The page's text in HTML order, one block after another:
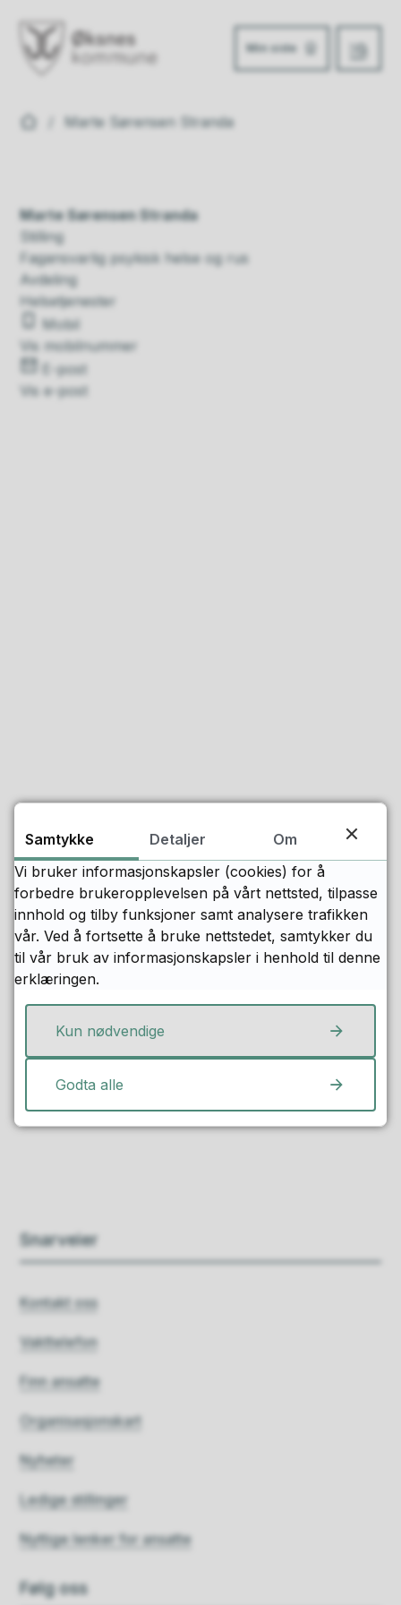
Min side
Meny
Du er her:Marte Sørensen Stranda
Marte Sørensen Stranda
Stilling
Fagansvarlig psykisk helse og rus
Avdeling
Helsetjenester
Mobil
Vis mobilnummer
E-post
Vis e-post
Fant du det du lette etter?
Snarveier
Kontakt oss
Vakttelefon
Finn ansatte
Organisasjonskart
Nyheter
Ledige stillinger
Nyttige lenker for ansatte
Følg oss
Samtykke Detaljer
Om
Vi bruker informasjonskapsler (cookies) for å
forbedre brukeropplevelsen på vårt nettsted, tilpasse
innhold og tilby funksjoner samt analysere trafikken
vår. Ved å fortsette å bruke nettstedet, samtykker du
til vår bruk av informasjonskapsler i henhold til denne
erklæringen.
Kun nødvendige
Godta alle